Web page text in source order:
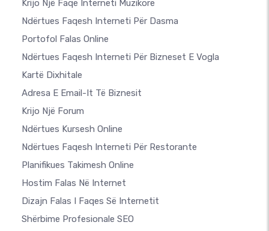
Krijo Një Faqe Interneti Muzikore
Ndërtues Faqesh Interneti Për Dasma
Portofol Falas Online
Ndërtues Faqesh Interneti Për Bizneset E Vogla
Kartë Dixhitale
Adresa E Email-It Të Biznesit
Krijo Një Forum
Ndërtues Kursesh Online
Ndërtues Faqesh Interneti Për Restorante
Planifikues Takimesh Online
Hostim Falas Në Internet
Dizajn Falas I Faqes Së Internetit
Shërbime Profesionale SEO